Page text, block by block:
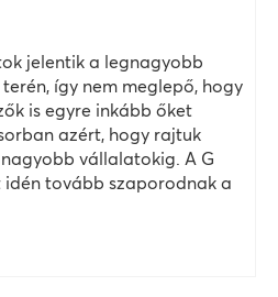
jelentik a legnagyobb
így nem meglepő, hogy
is egyre inkább őket
azért, hogy rajtuk
vállalatokig. A G
idén tovább szaporodnak a